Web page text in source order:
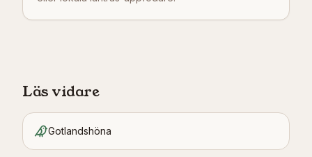
Läs vidare
Gotlandshöna